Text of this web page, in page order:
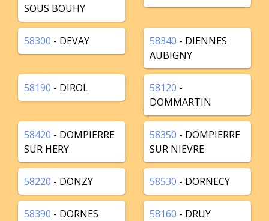
SOUS BOUHY
58300 - DEVAY 58340 - DIENNES
AUBIGNY
58190 - DIROL 58120 -
DOMMARTIN
58420 - DOMPIERRE
SUR HERY
58350 - DOMPIERRE
SUR NIEVRE
58220 - DONZY 58530 - DORNECY
58390 - DORNES 58160 - DRUY